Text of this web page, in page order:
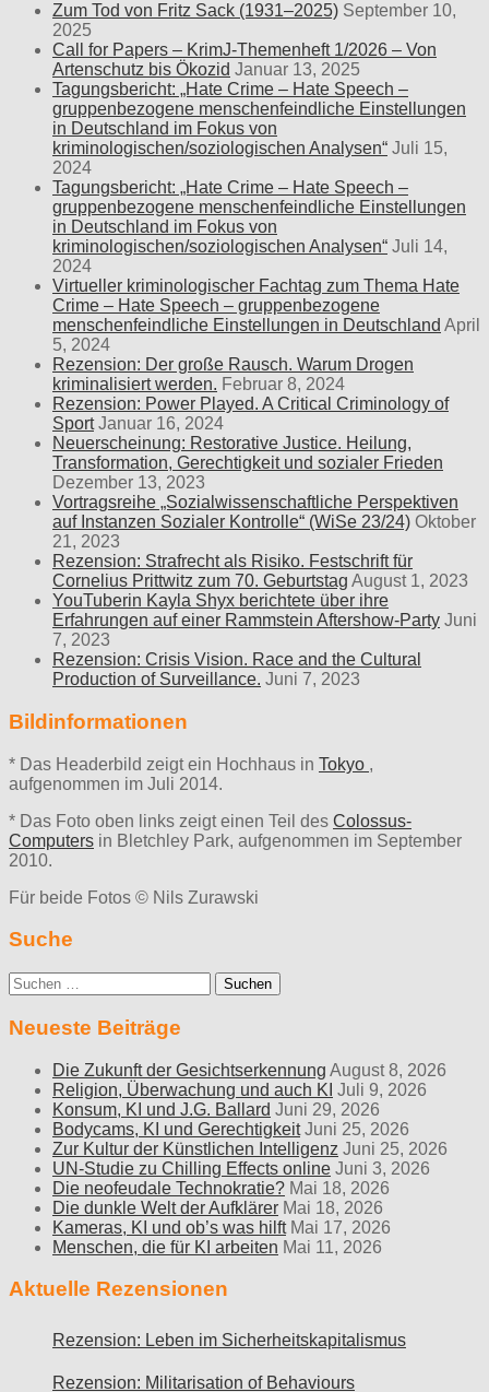
Zum Tod von Fritz Sack (1931–2025) September 10,
2025
Call for Papers – KrimJ-Themenheft 1/2026 – Von
Artenschutz bis Ökozid Januar 13, 2025
Tagungsbericht: „Hate Crime – Hate Speech –
gruppenbezogene menschenfeindliche Einstellungen
in Deutschland im Fokus von
kriminologischen/soziologischen Analysen“ Juli 15,
2024
Tagungsbericht: „Hate Crime – Hate Speech –
gruppenbezogene menschenfeindliche Einstellungen
in Deutschland im Fokus von
kriminologischen/soziologischen Analysen“ Juli 14,
2024
Virtueller kriminologischer Fachtag zum Thema Hate
Crime – Hate Speech – gruppenbezogene
menschenfeindliche Einstellungen in Deutschland April
5, 2024
Rezension: Der große Rausch. Warum Drogen
kriminalisiert werden. Februar 8, 2024
Rezension: Power Played. A Critical Criminology of
Sport Januar 16, 2024
Neuerscheinung: Restorative Justice. Heilung,
Transformation, Gerechtigkeit und sozialer Frieden
Dezember 13, 2023
Vortragsreihe „Sozialwissenschaftliche Perspektiven
auf Instanzen Sozialer Kontrolle“ (WiSe 23/24) Oktober
21, 2023
Rezension: Strafrecht als Risiko. Festschrift für
Cornelius Prittwitz zum 70. Geburtstag August 1, 2023
YouTuberin Kayla Shyx berichtete über ihre
Erfahrungen auf einer Rammstein Aftershow-Party Juni
7, 2023
Rezension: Crisis Vision. Race and the Cultural
Production of Surveillance. Juni 7, 2023
Bildinformationen
* Das Headerbild zeigt ein Hochhaus in Tokyo ,
aufgenommen im Juli 2014.
* Das Foto oben links zeigt einen Teil des Colossus-
Computers in Bletchley Park, aufgenommen im September
2010.
Für beide Fotos © Nils Zurawski
Suche
Suche
nach:
Neueste Beiträge
Die Zukunft der Gesichtserkennung August 8, 2026
Religion, Überwachung und auch KI Juli 9, 2026
Konsum, KI und J.G. Ballard Juni 29, 2026
Bodycams, KI und Gerechtigkeit Juni 25, 2026
Zur Kultur der Künstlichen Intelligenz Juni 25, 2026
UN-Studie zu Chilling Effects online Juni 3, 2026
Die neofeudale Technokratie? Mai 18, 2026
Die dunkle Welt der Aufklärer Mai 18, 2026
Kameras, KI und ob’s was hilft Mai 17, 2026
Menschen, die für KI arbeiten Mai 11, 2026
Aktuelle Rezensionen
Rezension: Leben im Sicherheitskapitalismus
Rezension: Militarisation of Behaviours